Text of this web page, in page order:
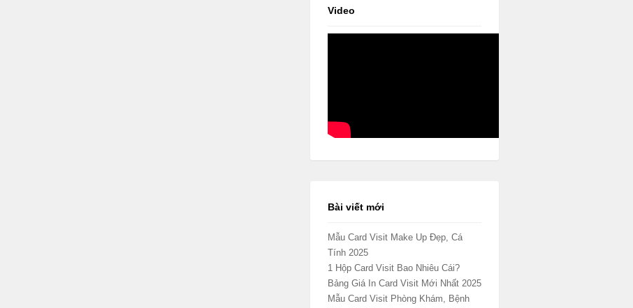
Video
Bài viết mới
Mẫu Card Visit Make Up Đẹp, Cá
Tính 2025
1 Hộp Card Visit Bao Nhiêu Cái?
Bảng Giá In Card Visit Mới Nhất 2025
Mẫu Card Visit Phòng Khám, Bệnh